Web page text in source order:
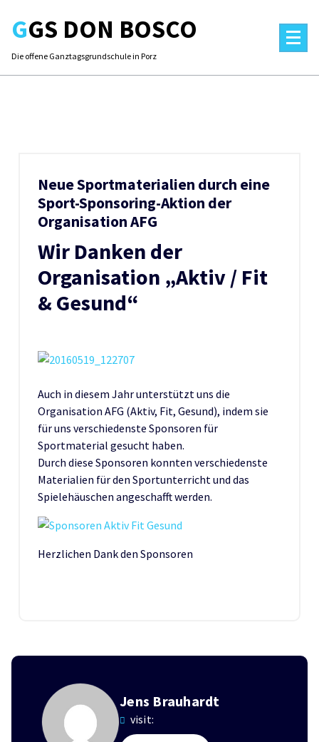
contentGGS DON BOSCO
Die offene Ganztagsgrundschule in Porz
Neue Sportmaterialien durch eine
Sport-Sponsoring-Aktion der
Organisation AFG
Wir Danken der
Organisation „Aktiv / Fit
& Gesund“
Auch in diesem Jahr unterstützt uns die
Organisation AFG (Aktiv, Fit, Gesund), indem sie
für uns verschiedenste Sponsoren für
Sportmaterial gesucht haben.
Durch diese Sponsoren konnten verschiedenste
Materialien für den Sportunterricht und das
Spielehäuschen angeschafft werden.
Herzlichen Dank den Sponsoren
Jens Brauhardt
visit: